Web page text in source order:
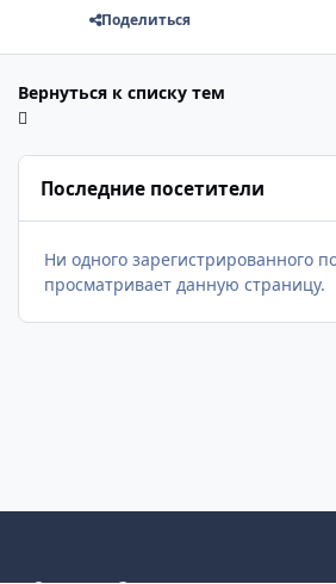
Поделиться
Вернуться к списку тем
Последние посетители
Ни одного зарегистрированного
просматривает данную страницу.
Светлый режим
Темный режим
Как в системе